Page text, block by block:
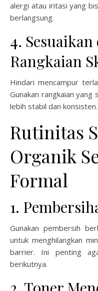
alergi atau iritasi yang
berlangsung.
4.
Rangkaian
Hindari mencampur
Gunakan rangkaian yang
lebih stabil dan konsisten.
Rutinitas
Organik
Formal
1.
Gunakan pembersih
untuk menghilangkan
barrier. Ini penting
berikutnya.